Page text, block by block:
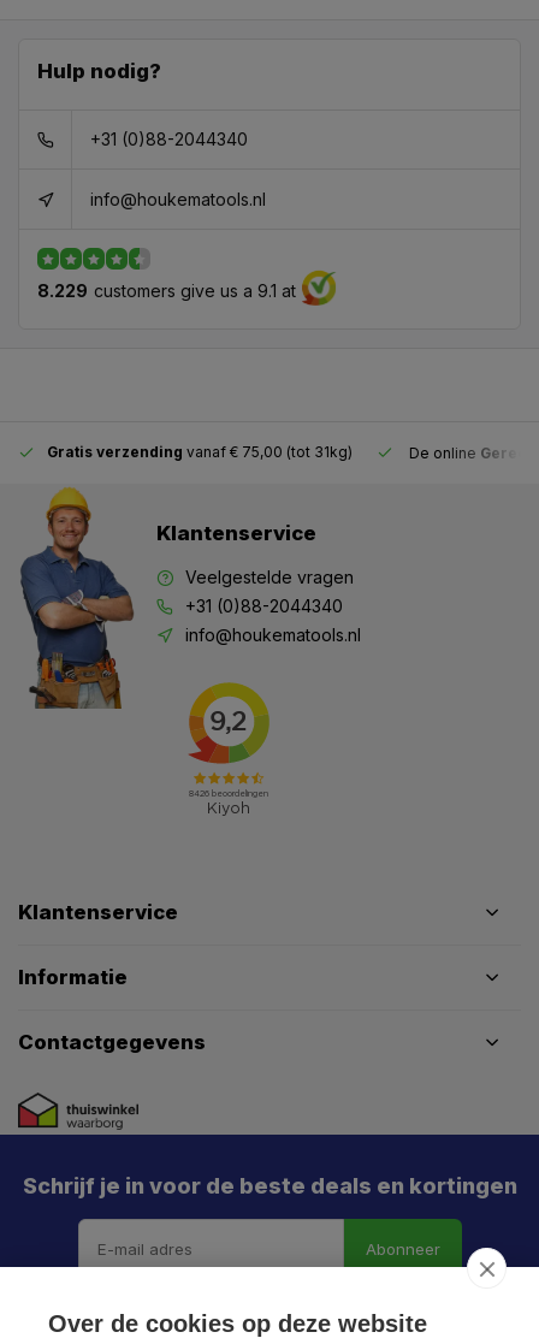
Hulp nodig?
+31 (0)88-2044340
info@houkematools.nl
8.229 customers give us a 9.1 at
Gratis verzending vanaf € 75,00 (tot 31kg) De online
Klantenservice
Veelgestelde vragen
+31 (0)88-2044340
info@houkematools.nl
Klantenservice
Informatie
Contactgegevens
Schrijf je in voor de beste deals en kortingen
Abonneer
Over de cookies op deze website